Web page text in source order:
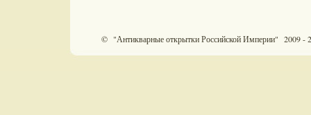
© "Антикварные открытки Российской Империи" 2009 -